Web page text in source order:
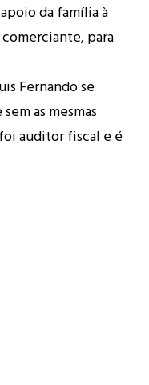
da família à
para
Fernando se
as mesmas
auditor fiscal e é